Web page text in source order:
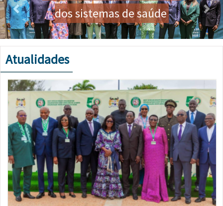
dos sistemas de saúde
Atualidades
Imagem